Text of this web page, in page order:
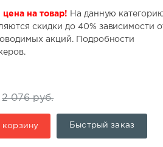
цена на товар! На данную
скидки до 40% зависимости
акций. Подробности
2 076 руб.
корзину Быстрый заказ